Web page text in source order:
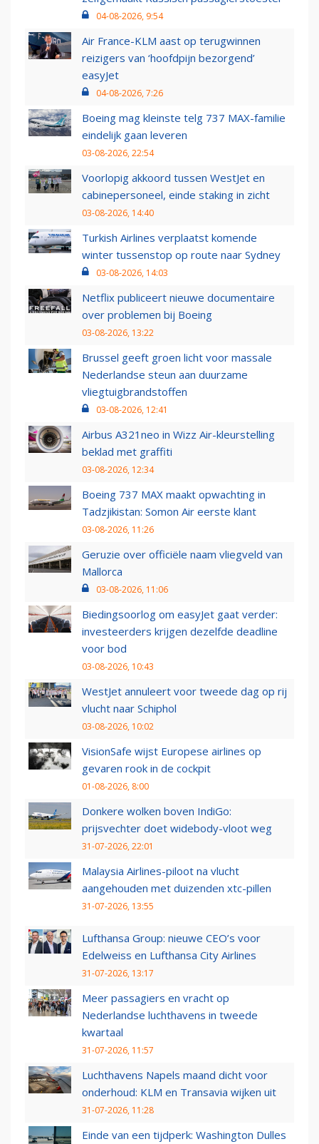
04-08-2026, 9:54
Air France-KLM aast op terugwinnen
reizigers van ‘hoofdpijn bezorgend’
easyJet
04-08-2026, 7:26
Boeing mag kleinste telg 737 MAX-familie
eindelijk gaan leveren
03-08-2026, 22:54
Voorlopig akkoord tussen WestJet en
cabinepersoneel, einde staking in zicht
03-08-2026, 14:40
Turkish Airlines verplaatst komende
winter tussenstop op route naar Sydney
03-08-2026, 14:03
Netflix publiceert nieuwe documentaire
over problemen bij Boeing
03-08-2026, 13:22
Brussel geeft groen licht voor massale
Nederlandse steun aan duurzame
vliegtuigbrandstoffen
03-08-2026, 12:41
Airbus A321neo in Wizz Air-kleurstelling
beklad met graffiti
03-08-2026, 12:34
Boeing 737 MAX maakt opwachting in
Tadzjikistan: Somon Air eerste klant
03-08-2026, 11:26
Geruzie over officiële naam vliegveld van
Mallorca
03-08-2026, 11:06
Biedingsoorlog om easyJet gaat verder:
investeerders krijgen dezelfde deadline
voor bod
03-08-2026, 10:43
WestJet annuleert voor tweede dag op rij
vlucht naar Schiphol
03-08-2026, 10:02
VisionSafe wijst Europese airlines op
gevaren rook in de cockpit
01-08-2026, 8:00
Donkere wolken boven IndiGo:
prijsvechter doet widebody-vloot weg
31-07-2026, 22:01
Malaysia Airlines-piloot na vlucht
aangehouden met duizenden xtc-pillen
31-07-2026, 13:55
Lufthansa Group: nieuwe CEO’s voor
Edelweiss en Lufthansa City Airlines
31-07-2026, 13:17
Meer passagiers en vracht op
Nederlandse luchthavens in tweede
kwartaal
31-07-2026, 11:57
Luchthavens Napels maand dicht voor
onderhoud: KLM en Transavia wijken uit
31-07-2026, 11:28
Einde van een tijdperk: Washington Dulles